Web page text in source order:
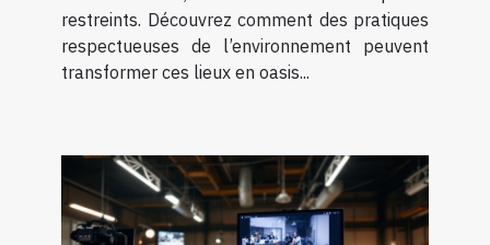
restreints. Découvrez comment des pratiques
respectueuses de l’environnement peuvent
transformer ces lieux en oasis...